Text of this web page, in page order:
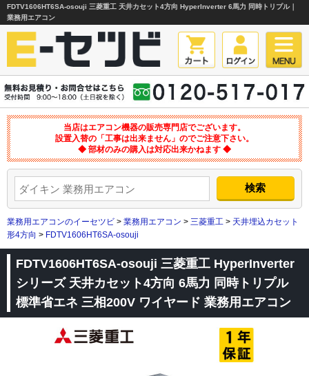
FDTV1606HT6SA-osouji 三菱重工 天井カセット4方向 HyperInverter 6馬力 同時トリプル｜
業務用エアコン
当店はエアコン機器の販売専門店でございます。
設置入替の「工事は出来ません」のでご注意下さい。
◆ 部材のみの購入は対応出来かねます ◆
業務用エアコンのイーセツビ > 業務用エアコン > 三菱重工 > 天井埋込カセット
形4方向 > FDTV1606HT6SA-osouji
FDTV1606HT6SA-osouji 三菱重工 HyperInverter
シリーズ 天井カセット4方向 6馬力 同時トリプル
標準省エネ 三相200V ワイヤード 業務用エアコン